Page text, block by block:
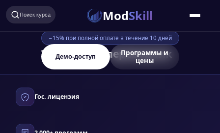
ModSkill
Поиск курса
−15% при полной оплате в течение 10 дней
Тифлосурдопереводчик
Демо-доступ
Программы и
цены
Гос. лицензия